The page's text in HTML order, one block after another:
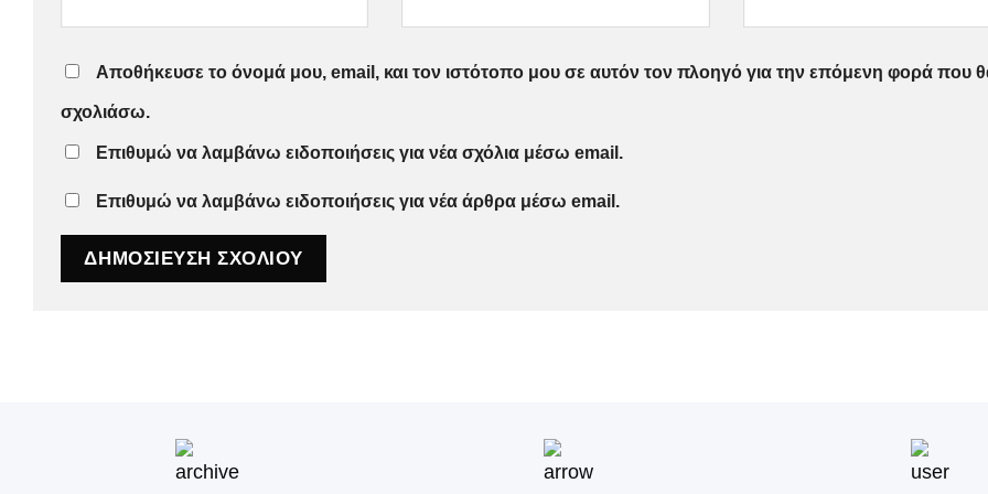
Αποθήκευσε το όνομά μου, email, και τον ιστότοπο μου σε αυτόν τον πλοηγό για την επόμενη φορά που
σχολιάσω.
Επιθυμώ να λαμβάνω ειδοποιήσεις για νέα σχόλια μέσω email.
Επιθυμώ να λαμβάνω ειδοποιήσεις για νέα άρθρα μέσω email.